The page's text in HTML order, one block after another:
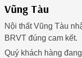
Vũng Tàu
Nội thất Vũng Tàu
BRVT đúng cam kết.
Quý khách hàng